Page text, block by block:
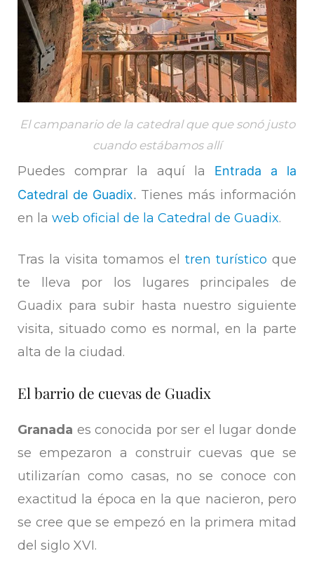
El campanario de la catedral que que sonó justo
cuando estábamos allí
Puedes comprar la aquí la Entrada a la
Catedral de Guadix. Tienes más información
en la web oficial de la Catedral de Guadix.
Tras la visita tomamos el tren turístico que
te lleva por los lugares principales de
Guadix para subir hasta nuestro siguiente
visita, situado como es normal, en la parte
alta de la ciudad.
El barrio de cuevas de Guadix
Granada es conocida por ser el lugar donde
se empezaron a construir cuevas que se
utilizarían como casas, no se conoce con
exactitud la época en la que nacieron, pero
se cree que se empezó en la primera mitad
del siglo XVI.